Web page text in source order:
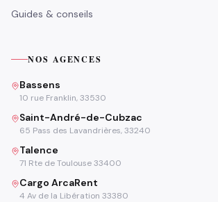
Guides & conseils
NOS AGENCES
Bassens
10 rue Franklin, 33530
Saint-André-de-Cubzac
65 Pass des Lavandrières, 33240
Talence
71 Rte de Toulouse 33400
Cargo ArcaRent
4 Av de la Libération 33380